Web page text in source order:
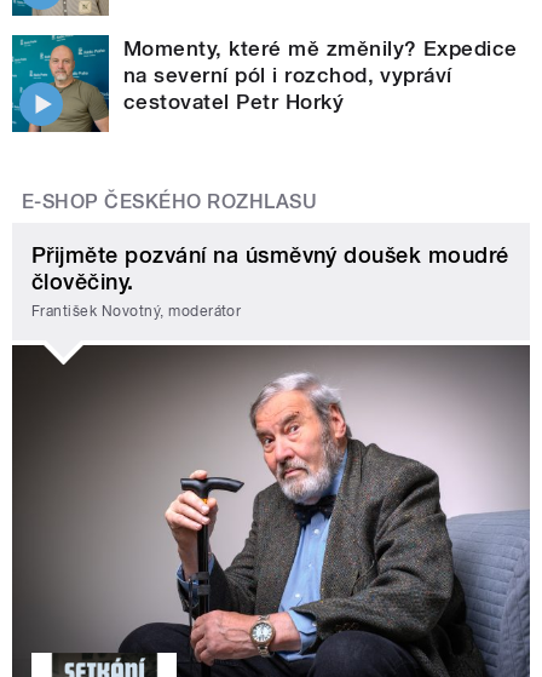
Momenty, které mě změnily? Expedice
na severní pól i rozchod, vypráví
cestovatel Petr Horký
E-SHOP ČESKÉHO ROZHLASU
Přijměte pozvání na úsměvný doušek moudré
člověčiny.
František Novotný, moderátor